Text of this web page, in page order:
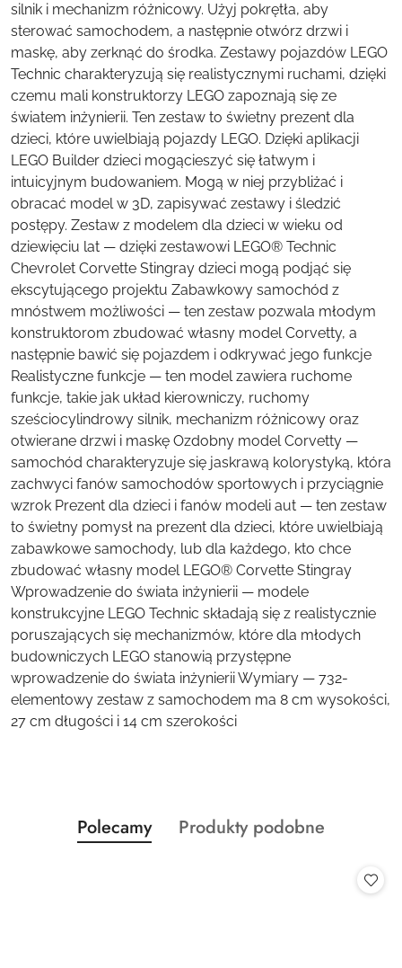
silnik i mechanizm różnicowy. Użyj pokrętła, aby
sterować samochodem, a następnie otwórz drzwi i
maskę, aby zerknąć do środka. Zestawy pojazdów LEGO
Technic charakteryzują się realistycznymi ruchami, dzięki
czemu mali konstruktorzy LEGO zapoznają się ze
światem inżynierii. Ten zestaw to świetny prezent dla
dzieci, które uwielbiają pojazdy LEGO. Dzięki aplikacji
LEGO Builder dzieci mogącieszyć się łatwym i
intuicyjnym budowaniem. Mogą w niej przybliżać i
obracać model w 3D, zapisywać zestawy i śledzić
postępy. Zestaw z modelem dla dzieci w wieku od
dziewięciu lat — dzięki zestawowi LEGO® Technic
Chevrolet Corvette Stingray dzieci mogą podjąć się
ekscytującego projektu Zabawkowy samochód z
mnóstwem możliwości — ten zestaw pozwala młodym
konstruktorom zbudować własny model Corvetty, a
następnie bawić się pojazdem i odkrywać jego funkcje
Realistyczne funkcje — ten model zawiera ruchome
funkcje, takie jak układ kierowniczy, ruchomy
sześciocylindrowy silnik, mechanizm różnicowy oraz
otwierane drzwi i maskę Ozdobny model Corvetty —
samochód charakteryzuje się jaskrawą kolorystyką, która
zachwyci fanów samochodów sportowych i przyciągnie
wzrok Prezent dla dzieci i fanów modeli aut — ten zestaw
to świetny pomysł na prezent dla dzieci, które uwielbiają
zabawkowe samochody, lub dla każdego, kto chce
zbudować własny model LEGO® Corvette Stingray
Wprowadzenie do świata inżynierii — modele
konstrukcyjne LEGO Technic składają się z realistycznie
poruszających się mechanizmów, które dla młodych
budowniczych LEGO stanowią przystępne
wprowadzenie do świata inżynierii Wymiary — 732-
elementowy zestaw z samochodem ma 8 cm wysokości,
27 cm długości i 14 cm szerokości
Pomiń karuzelę produktów
Produkty
o
Polecamy
Produkty
Produkty podobne